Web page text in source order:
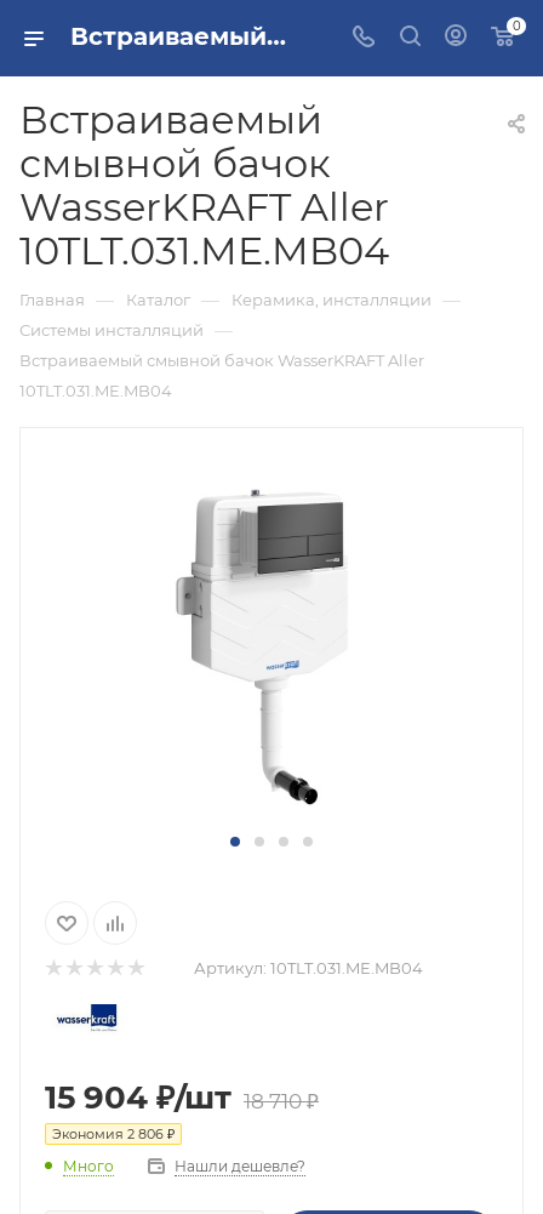
Встраиваемый смывной бачок WasserKRAFT Aller 10TLT.031.ME.MB04 купить в Москве 0
Встраиваемый
смывной бачок
WasserKRAFT Aller
10TLT.031.ME.MB04
Главная — Каталог — Керамика, инсталляции —
Системы инсталляций —
Встраиваемый смывной бачок WasserKRAFT Aller
10TLT.031.ME.MB04
Артикул: 10TLT.031.ME.MB04
15 904 ₽/шт 18 710₽
Экономия 2 806 ₽
Много Нашли дешевле?